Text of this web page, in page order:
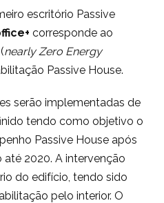
escritório Passive
corresponde ao
nearly Zero Energy
Passive House.
serão implementadas de
tendo como objetivo o
Passive House após
2020. A intervenção
do edifício, tendo sido
pelo interior. O